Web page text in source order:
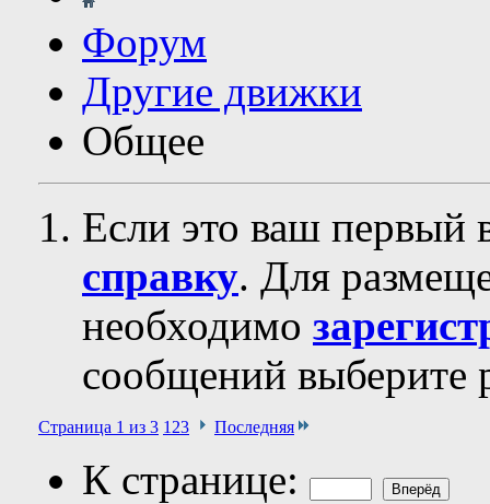
Форум
Другие движки
Общее
Если это ваш первый
справку. Для
необходимо
сообщений выберите
Страница 1 из 3 1 23 Последняя
К странице: